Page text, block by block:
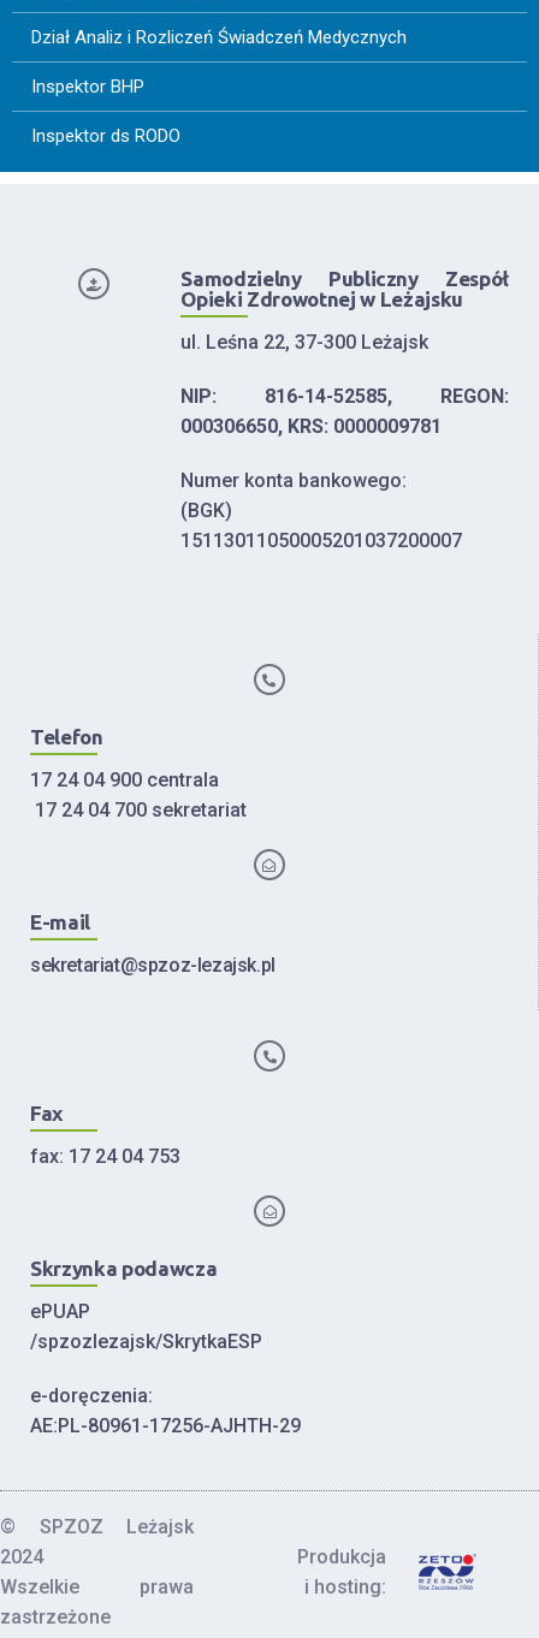
Dział Analiz i Rozliczeń Świadczeń Medycznych
Inspektor BHP
Inspektor ds RODO
Samodzielny Publiczny Zespół
Opieki Zdrowotnej w Leżajsku
ul. Leśna 22, 37-300 Leżajsk
NIP: 816-14-52585, REGON:
000306650, KRS: 0000009781
Numer konta bankowego:
(BGK)
15113011050005201037200007
Telefon
17 24 04 900 centrala
17 24 04 700 sekretariat
E-mail
sekretariat@spzoz-lezajsk.pl
Fax
fax: 17 24 04 753
Skrzynka podawcza
ePUAP
/spzozlezajsk/SkrytkaESP
e-doręczenia:
AE:PL-80961-17256-AJHTH-29
© SPZOZ Leżajsk
2024
Wszelkie prawa
zastrzeżone
Produkcja
i hosting: